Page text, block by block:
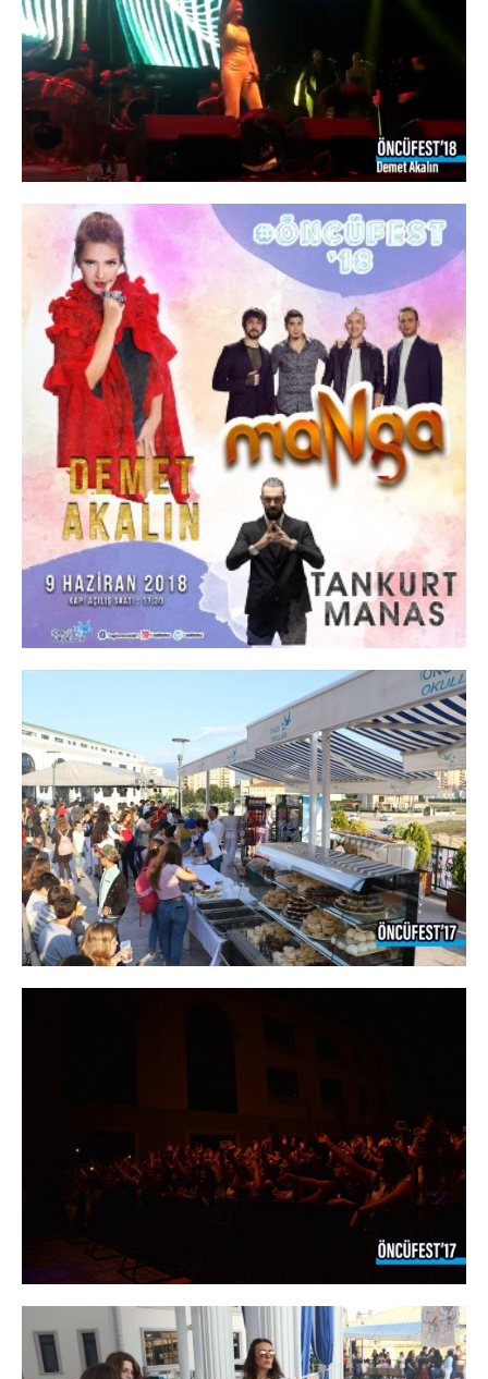
Sitemizi kaç kişinin ziyaret ettiğini anlamamıza, sayfaların
performanslarını analiz etmemize ve kullanıcı deneyimini
iyileştirmemize yardımcı olur.
Pazarlama ve Hedefleme Çerezleri
İlgi alanlarınıza göre kişiselleştirilmiş duyuru, etkinlik
reklamları ve içerikler sunmak amacıyla iş ortaklarımız
tarafından kullanılan çerezlerdir.
Tercihlerimi Kaydet